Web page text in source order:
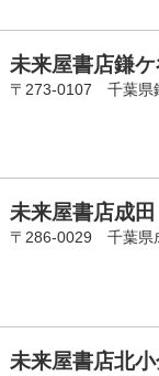
未来屋書店鎌
〒273-0107 千葉県
未来屋書店成田
〒286-0029 千葉県
未来屋書店北